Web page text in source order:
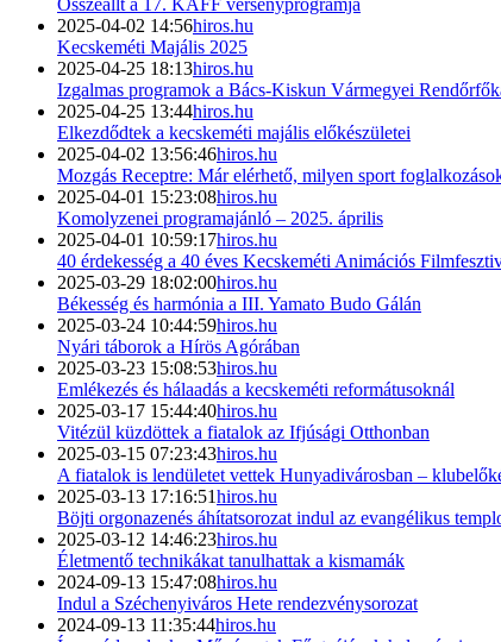
2025-04-02 14:56hiros.hu
Kecskeméti Majális 2025
2025-04-25 18:13hiros.hu
Izgalmas programok a Bács-Kiskun Vármegyei
2025-04-25 13:44hiros.hu
Elkezdődtek a kecskeméti majális előkészületei
2025-04-02 13:56:46hiros.hu
Mozgás Receptre: Már elérhető, milyen sport
2025-04-01 15:23:08hiros.hu
Komolyzenei programajánló – 2025. április
2025-04-01 10:59:17hiros.hu
40 érdekesség a 40 éves Kecskeméti Animációs
2025-03-29 18:02:00hiros.hu
Békesség és harmónia a III. Yamato Budo Gálán
2025-03-24 10:44:59hiros.hu
Nyári táborok a Hírös Agórában
2025-03-23 15:08:53hiros.hu
Emlékezés és hálaadás a kecskeméti reformátusoknál
2025-03-17 15:44:40hiros.hu
Vitézül küzdöttek a fiatalok az Ifjúsági Otthonban
2025-03-15 07:23:43hiros.hu
A fiatalok is lendületet vettek Hunyadivárosban –
2025-03-13 17:16:51hiros.hu
Böjti orgonazenés áhítatsorozat indul az evangélikus
2025-03-12 14:46:23hiros.hu
Életmentő technikákat tanulhattak a kismamák
2024-09-13 15:47:08hiros.hu
Indul a Széchenyiváros Hete rendezvénysorozat
2024-09-13 11:35:44hiros.hu